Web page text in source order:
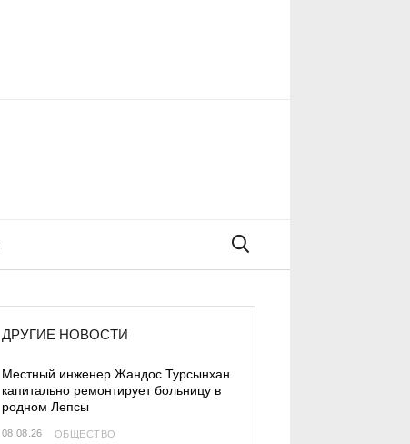
ДРУГИЕ НОВОСТИ
Местный инженер Жандос Турсынхан
капитально ремонтирует больницу в
родном Лепсы
08.08.26 ОБЩЕСТВО